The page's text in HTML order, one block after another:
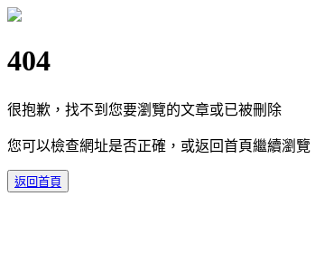
404
很抱歉，找不到您要瀏覽的文章或已被刪除
您可以檢查網址是否正確，或返回首頁繼續瀏覽
返回首頁